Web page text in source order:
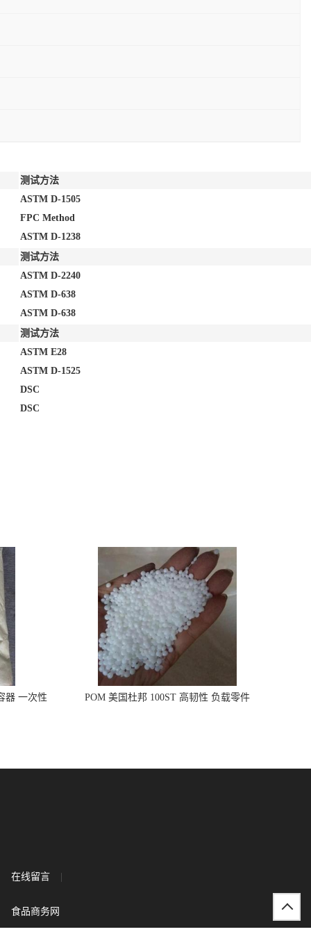
测试方法
ASTM D-1505
FPC Method
ASTM D-1238
测试方法
ASTM D-2240
ASTM D-638
ASTM D-638
测试方法
ASTM E28
ASTM D-1525
DSC
DSC
器 一次性
POM 美国杜邦 100ST 高韧性 负载零件
在线留言
食品商务网